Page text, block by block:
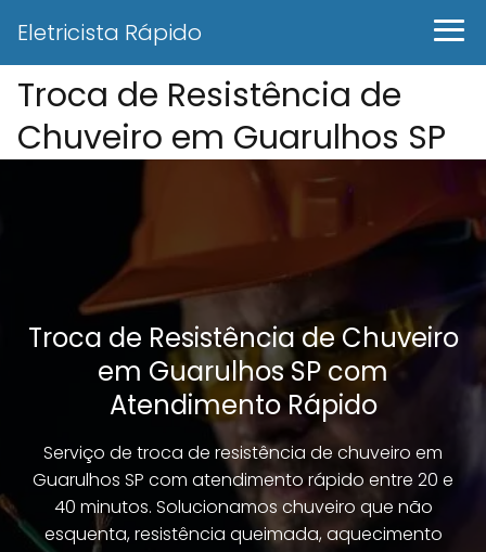
Eletricista Rápido
Troca de Resistência de
Chuveiro em Guarulhos SP
Troca de Resistência de Chuveiro
em Guarulhos SP com
Atendimento Rápido
Serviço de troca de resistência de chuveiro em
Guarulhos SP com atendimento rápido entre 20 e
40 minutos. Solucionamos chuveiro que não
esquenta, resistência queimada, aquecimento